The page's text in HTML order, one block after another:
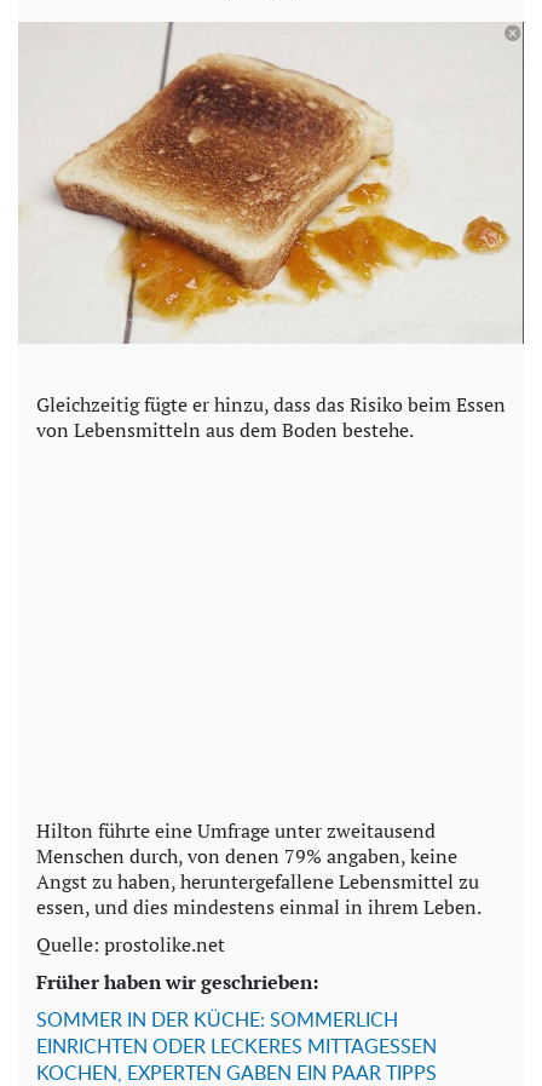
Gleichzeitig fügte er hinzu, dass das Risiko beim Essen
von Lebensmitteln aus dem Boden bestehe.
Hilton führte eine Umfrage unter zweitausend
Menschen durch, von denen 79% angaben, keine
Angst zu haben, heruntergefallene Lebensmittel zu
essen, und dies mindestens einmal in ihrem Leben.
Quelle: prostolike.net
Früher haben wir geschrieben:
SOMMER IN DER KÜCHE: SOMMERLICH
EINRICHTEN ODER LECKERES MITTAGESSEN
KOCHEN, EXPERTEN GABEN EIN PAAR TIPPS